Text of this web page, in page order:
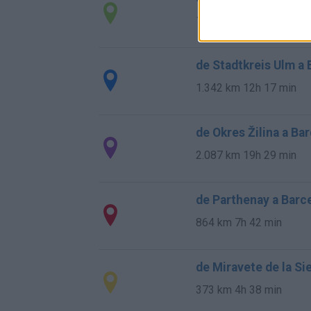
1.566 km
de Stadtkreis Ulm a
1.342 km 12h 17 min
de Okres Žilina a
2.087 km 19h 29 min
de Parthenay a
864 km 7h 42 min
de Miravete de la
373 km 4h 38 min